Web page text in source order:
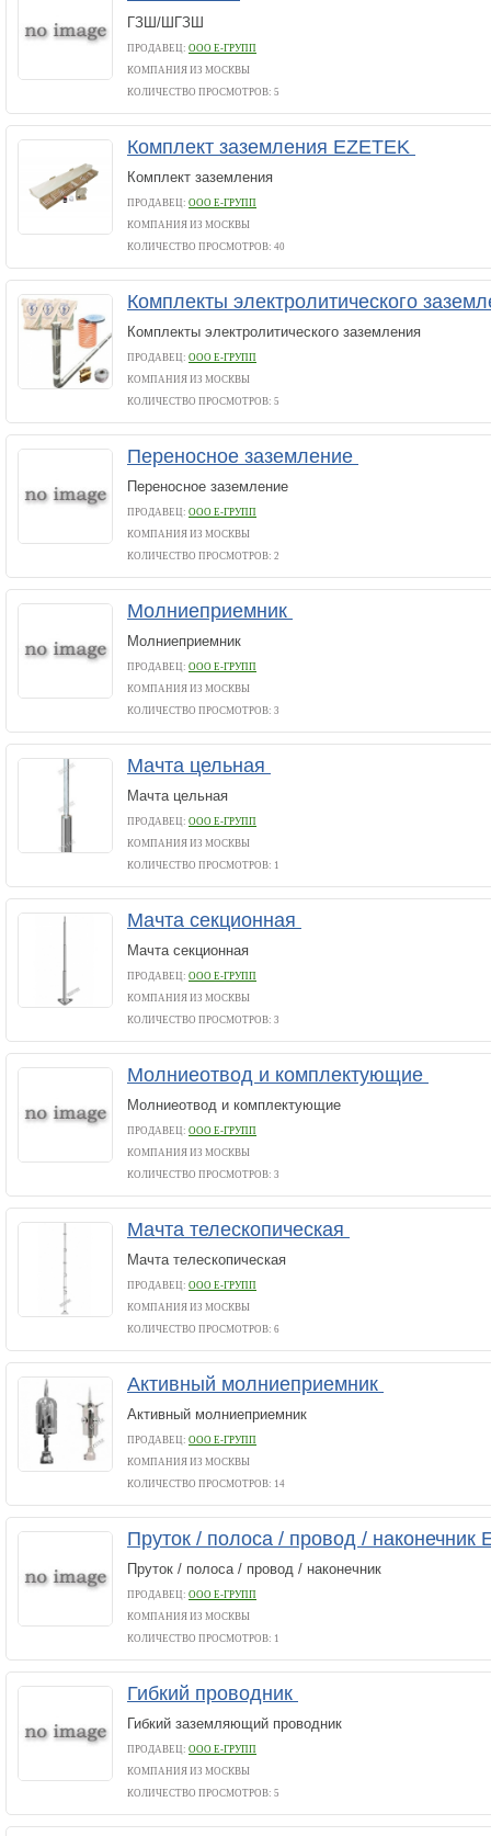
ГЗШ/ШГЗШ
ПРОДАВЕЦ: ООО Е-ГРУПП
КОМПАНИЯ ИЗ МОСКВЫ
КОЛИЧЕСТВО ПРОСМОТРОВ: 5
Комплект заземления EZETEK
Комплект заземления
ПРОДАВЕЦ: ООО Е-ГРУПП
КОМПАНИЯ ИЗ МОСКВЫ
КОЛИЧЕСТВО ПРОСМОТРОВ: 40
Комплекты электролитического
Комплекты электролитического заземления
ПРОДАВЕЦ: ООО Е-ГРУПП
КОМПАНИЯ ИЗ МОСКВЫ
КОЛИЧЕСТВО ПРОСМОТРОВ: 5
Переносное заземление
Переносное заземление
ПРОДАВЕЦ: ООО Е-ГРУПП
КОМПАНИЯ ИЗ МОСКВЫ
КОЛИЧЕСТВО ПРОСМОТРОВ: 2
Молниеприемник
Молниеприемник
ПРОДАВЕЦ: ООО Е-ГРУПП
КОМПАНИЯ ИЗ МОСКВЫ
КОЛИЧЕСТВО ПРОСМОТРОВ: 3
Мачта цельная
Мачта цельная
ПРОДАВЕЦ: ООО Е-ГРУПП
КОМПАНИЯ ИЗ МОСКВЫ
КОЛИЧЕСТВО ПРОСМОТРОВ: 1
Мачта секционная
Мачта секционная
ПРОДАВЕЦ: ООО Е-ГРУПП
КОМПАНИЯ ИЗ МОСКВЫ
КОЛИЧЕСТВО ПРОСМОТРОВ: 3
Молниеотвод и комплектующие
Молниеотвод и комплектующие
ПРОДАВЕЦ: ООО Е-ГРУПП
КОМПАНИЯ ИЗ МОСКВЫ
КОЛИЧЕСТВО ПРОСМОТРОВ: 3
Мачта телескопическая
Мачта телескопическая
ПРОДАВЕЦ: ООО Е-ГРУПП
КОМПАНИЯ ИЗ МОСКВЫ
КОЛИЧЕСТВО ПРОСМОТРОВ: 6
Активный молниеприемник
Активный молниеприемник
ПРОДАВЕЦ: ООО Е-ГРУПП
КОМПАНИЯ ИЗ МОСКВЫ
КОЛИЧЕСТВО ПРОСМОТРОВ: 14
Пруток / полоса / провод / наконечник
Пруток / полоса / провод / наконечник
ПРОДАВЕЦ: ООО Е-ГРУПП
КОМПАНИЯ ИЗ МОСКВЫ
КОЛИЧЕСТВО ПРОСМОТРОВ: 1
Гибкий проводник
Гибкий заземляющий проводник
ПРОДАВЕЦ: ООО Е-ГРУПП
КОМПАНИЯ ИЗ МОСКВЫ
КОЛИЧЕСТВО ПРОСМОТРОВ: 5